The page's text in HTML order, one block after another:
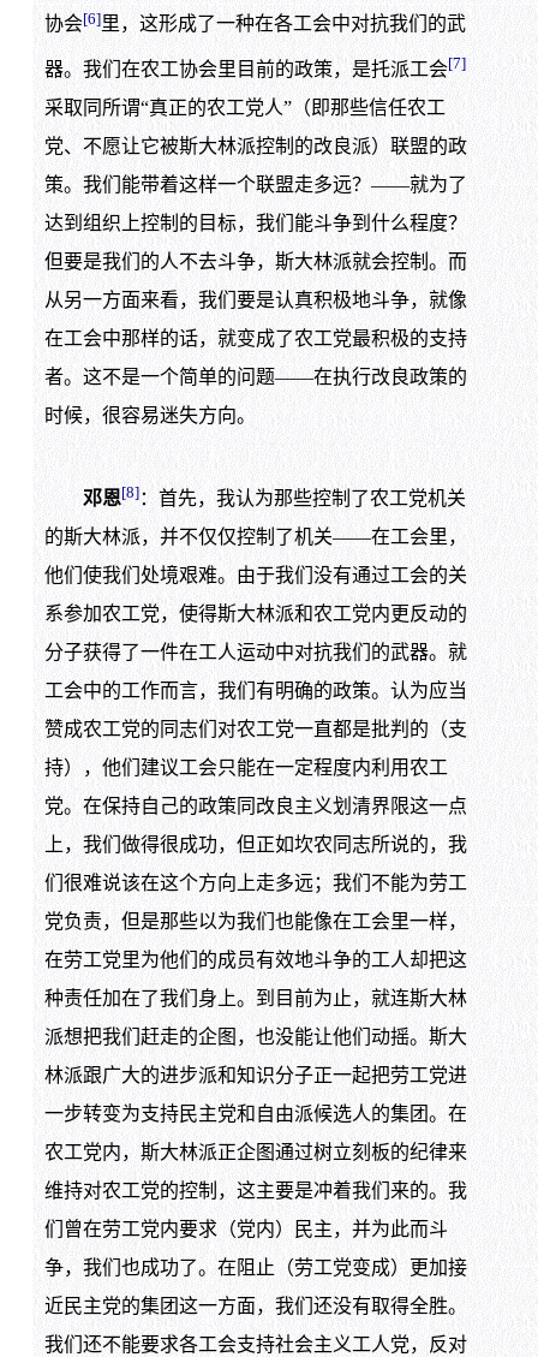
协会[6]里，这形成了一种在各工会中对抗我们的武
器。我们在农工协会里目前的政策，是托派工会[7]
采取同所谓“真正的农工党人”（即那些信任农工
党、不愿让它被斯大林派控制的改良派）联盟的政
策。我们能带着这样一个联盟走多远？——就为了
达到组织上控制的目标，我们能斗争到什么程度？
但要是我们的人不去斗争，斯大林派就会控制。而
从另一方面来看，我们要是认真积极地斗争，就像
在工会中那样的话，就变成了农工党最积极的支持
者。这不是一个简单的问题——在执行改良政策的
时候，很容易迷失方向。
邓恩[8]：首先，我认为那些控制了农工党机关
的斯大林派，并不仅仅控制了机关——在工会里，
他们使我们处境艰难。由于我们没有通过工会的关
系参加农工党，使得斯大林派和农工党内更反动的
分子获得了一件在工人运动中对抗我们的武器。就
工会中的工作而言，我们有明确的政策。认为应当
赞成农工党的同志们对农工党一直都是批判的（支
持），他们建议工会只能在一定程度内利用农工
党。在保持自己的政策同改良主义划清界限这一点
上，我们做得很成功，但正如坎农同志所说的，我
们很难说该在这个方向上走多远；我们不能为劳工
党负责，但是那些以为我们也能像在工会里一样，
在劳工党里为他们的成员有效地斗争的工人却把这
种责任加在了我们身上。到目前为止，就连斯大林
派想把我们赶走的企图，也没能让他们动摇。斯大
林派跟广大的进步派和知识分子正一起把劳工党进
一步转变为支持民主党和自由派候选人的集团。在
农工党内，斯大林派正企图通过树立刻板的纪律来
维持对农工党的控制，这主要是冲着我们来的。我
们曾在劳工党内要求（党内）民主，并为此而斗
争，我们也成功了。在阻止（劳工党变成）更加接
近民主党的集团这一方面，我们还没有取得全胜。
我们还不能要求各工会支持社会主义工人党，反对